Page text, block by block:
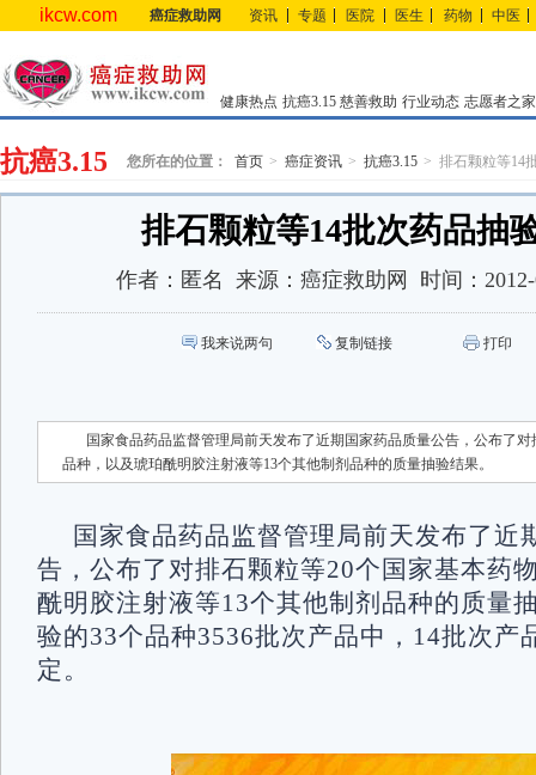
ikcw.com 癌症救助网 资讯 专题 医院 医生 药物 中医
健康热点 抗癌3.15 慈善救助 行业动态 志愿者之家
抗癌3.15 您所在的位置： 首页 癌症资讯 抗癌3.15 排石颗粒等14
排石颗粒等14批次药品抽
作者： 匿名 来源： 癌症救助网 时间：
我来说两句 复制链接 打印
国家食品药品监督管理局前天发布了近期国家药品质量公告，公布了
品种，以及琥珀酰明胶注射液等13个其他制剂品种的质量抽验结果。
国家食品药品监督管理局前天发布了近
告，公布了对排石颗粒等20个国家基本药
酰明胶注射液等13个其他制剂品种的质量
验的33个品种3536批次产品中，14批次产
定。